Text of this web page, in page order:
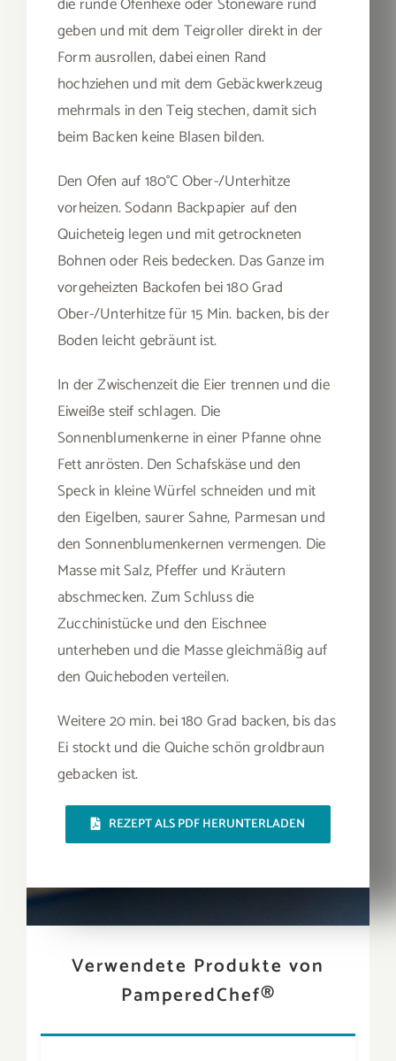
geben und mit dem Teigroller direkt in der
Form ausrollen, dabei einen Rand
hochziehen und mit dem Gebäckwerkzeug
mehrmals in den Teig stechen, damit sich
beim Backen keine Blasen bilden.
Den Ofen auf 180°C Ober-/Unterhitze
vorheizen. Sodann Backpapier auf den
Quicheteig legen und mit getrockneten
Bohnen oder Reis bedecken. Das Ganze im
vorgeheizten Backofen bei 180 Grad
Ober-/Unterhitze für 15 Min. backen, bis der
Boden leicht gebräunt ist.
In der Zwischenzeit die Eier trennen und die
Eiweiße steif schlagen. Die
Sonnenblumenkerne in einer Pfanne ohne
Fett anrösten. Den Schafskäse und den
Speck in kleine Würfel schneiden und mit
den Eigelben, saurer Sahne, Parmesan und
den Sonnenblumenkernen vermengen. Die
Masse mit Salz, Pfeffer und Kräutern
abschmecken. Zum Schluss die
Zucchinistücke und den Eischnee
unterheben und die Masse gleichmäßig auf
den Quicheboden verteilen.
Weitere 20 min. bei 180 Grad backen, bis das
Ei stockt und die Quiche schön groldbraun
gebacken ist.
REZEPT ALS PDF HERUNTERLADEN
Verwendete Produkte von
PamperedChef®